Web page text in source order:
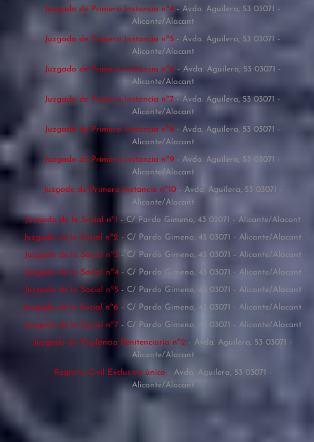
Juzgado de Primera Instancia nº4 - Avda. Aguilera, 53 03071 -
Alicante/Alacant
Juzgado de Primera Instancia nº5 - Avda. Aguilera, 53 03071 -
Alicante/Alacant
Juzgado de Primera Instancia nº6 - Avda. Aguilera, 53 03071 -
Alicante/Alacant
Juzgado de Primera Instancia nº7 - Avda. Aguilera, 53 03071 -
Alicante/Alacant
Juzgado de Primera Instancia nº8 - Avda. Aguilera, 53 03071 -
Alicante/Alacant
Juzgado de Primera Instancia nº9 - Avda. Aguilera, 53 03071 -
Alicante/Alacant
Juzgado de Primera Instancia nº10 - Avda. Aguilera, 53 03071 -
Alicante/Alacant
Juzgado de lo Social nº1 - C/ Pardo Gimeno, 43 03071 - Alicante/Alacant
Juzgado de lo Social nº2 - C/ Pardo Gimeno, 43 03071 - Alicante/Alacant
Juzgado de lo Social nº3 - C/ Pardo Gimeno, 43 03071 - Alicante/Alacant
Juzgado de lo Social nº4 - C/ Pardo Gimeno, 43 03071 - Alicante/Alacant
Juzgado de lo Social nº5 - C/ Pardo Gimeno, 43 03071 - Alicante/Alacant
Juzgado de lo Social nº6 - C/ Pardo Gimeno, 43 03071 - Alicante/Alacant
Juzgado de lo Social nº7 - C/ Pardo Gimeno, 43 03071 - Alicante/Alacant
Juzgado de Vigilancia Penitenciaria nº2 - Avda. Aguilera, 53 03071 -
Alicante/Alacant
Registro Civil Exclusivo único - Avda. Aguilera, 53 03071 -
Alicante/Alacant